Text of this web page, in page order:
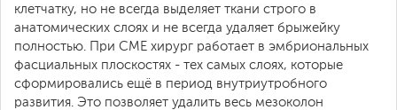
клетчатку, но не всегда выделяет ткани строго в
анатомических слоях и не всегда удаляет брыжейку
полностью. При CME хирург работает в эмбриональных
фасциальных плоскостях - тех самых слоях, которые
сформировались ещё в период внутриутробного
развития. Это позволяет удалить весь мезоколон